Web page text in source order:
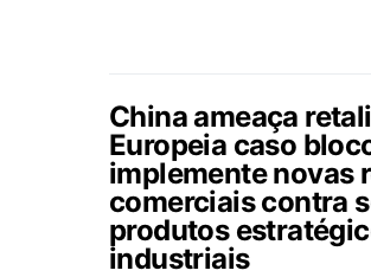
China ameaça
Europeia caso
implemente novas
comerciais contra
produtos
industriais